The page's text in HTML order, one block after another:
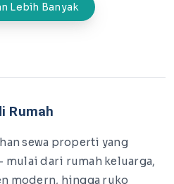
Lebih Banyak
Rumah
sewa properti yang
mulai dari rumah keluarga,
modern, hingga ruko